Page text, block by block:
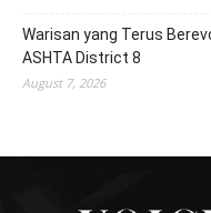
Warisan yang Terus
ASHTA District 8
August 7, 2026